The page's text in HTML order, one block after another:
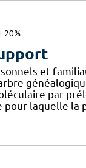
20%
et
par
pour laquelle la